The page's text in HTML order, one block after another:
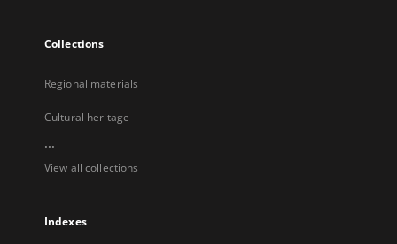
Collections
Regional materials
Cultural heritage
...
View all collections
Indexes